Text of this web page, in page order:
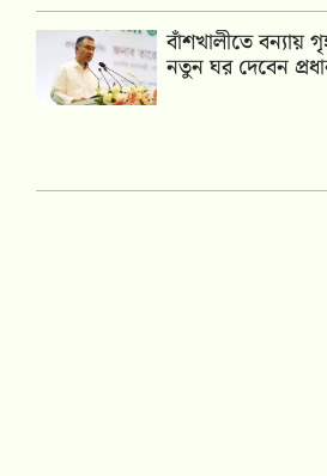
বাঁশখালীতে বন্যায়
নতুন ঘর দেবেন